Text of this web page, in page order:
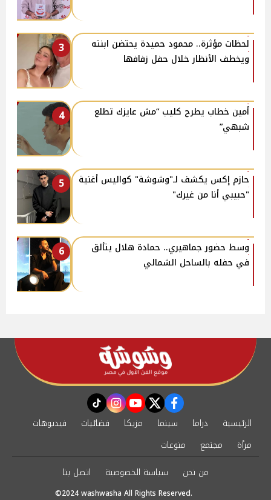
3
لحظات مؤثرة.. محمود حميدة يحتضن ابنته
ويخطف الأنظار خلال حفل زفافها
4
أمين خطاب يطرح كليب “مش عايزك تطلع
شبهي”
5
حازم إكس يكشف لـ"وشوشة" كواليس أغنية
"حبيبي أنا من غيرك"
6
وسط حضور جماهيري.. حمادة هلال يتألق
في حفله بالساحل الشمالي
facebook
twitter
youtube
instagram
tiktok
الرئيسية دراما سينما مزيكا فضائيات
فيديوهات
مرأة
مجتمع
منوعات
من نحن
سياسة الخصوصية اتصل بنا
©2024 washwasha All Rights Reserved.